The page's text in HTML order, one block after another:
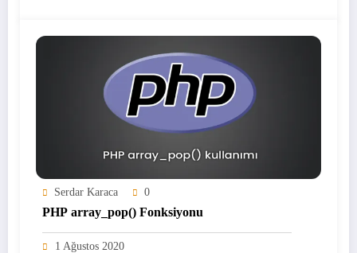
Serdar Karaca 0
PHP array_pop() Fonksiyonu
1 Ağustos 2020